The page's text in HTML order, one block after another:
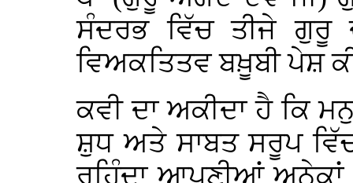
ਸੰਦਰਭ ਵਿੱਚ ਤੀਜੇ
ਵਿਅਕਤਿਤਵ ਬਖ਼ੂਬੀ ਪੇਸ਼
ਕਵੀ ਦਾ ਅਕੀਦਾ ਹੈ ਕਿ
ਸ਼ੁਧ ਅਤੇ ਸਾਬਤ ਸਰੂਪ
ਰਹਿੰਦਾ ਆਪਣੀਆਂ ਅਨੇਕਾਂ